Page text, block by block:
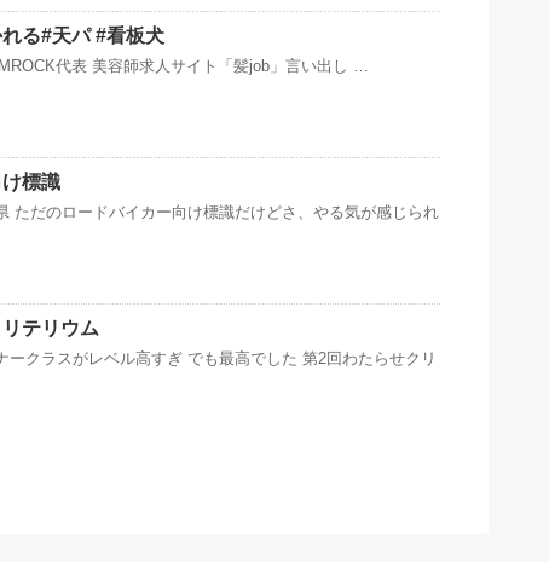
る#天パ #看板犬
代表 美容師求人サイト「髪job」言い出し …
標識
ただのロードバイカー向け標識だけどさ、やる気が感じられ
テリウム
ークラスがレベル高すぎ でも最高でした 第2回わたらせクリ